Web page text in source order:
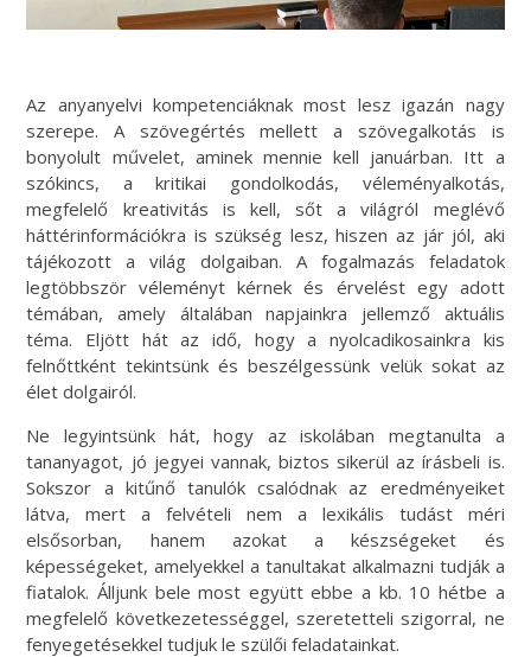
Az anyanyelvi kompetenciáknak most lesz igazán nagy
szerepe. A szövegértés mellett a szövegalkotás is
bonyolult művelet, aminek mennie kell januárban. Itt a
szókincs, a kritikai gondolkodás, véleményalkotás,
megfelelő kreativitás is kell, sőt a világról meglévő
háttérinformációkra is szükség lesz, hiszen az jár jól, aki
tájékozott a világ dolgaiban. A fogalmazás feladatok
legtöbbször véleményt kérnek és érvelést egy adott
témában, amely általában napjainkra jellemző aktuális
téma. Eljött hát az idő, hogy a nyolcadikosainkra kis
felnőttként tekintsünk és beszélgessünk velük sokat az
élet dolgairól.
Ne legyintsünk hát, hogy az iskolában megtanulta a
tananyagot, jó jegyei vannak, biztos sikerül az írásbeli is.
Sokszor a kitűnő tanulók csalódnak az eredményeiket
látva, mert a felvételi nem a lexikális tudást méri
elsősorban, hanem azokat a készségeket és
képességeket, amelyekkel a tanultakat alkalmazni tudják a
fiatalok. Álljunk bele most együtt ebbe a kb. 10 hétbe a
megfelelő következetességgel, szeretetteli szigorral, ne
fenyegetésekkel tudjuk le szülői feladatainkat.